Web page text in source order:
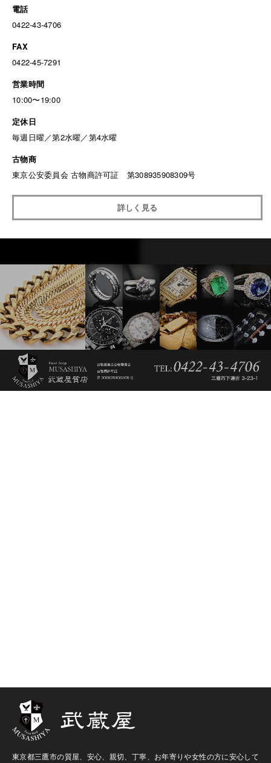
電話
0422-43-4706
FAX
0422-45-7291
営業時間
10:00〜19:00
定休日
毎週日曜／第2水曜／第4水曜
古物商
東京公安委員会 古物商許可証 第308935908309号
詳しく見る
東京都三鷹市の質屋、安心、親切、丁寧、お年寄りや女性の方に安心して